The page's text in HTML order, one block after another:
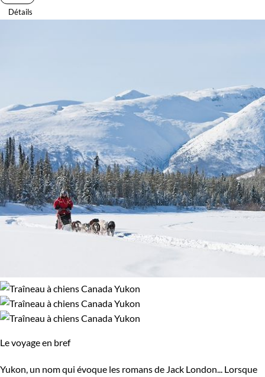
Détails
Le voyage en bref
Yukon, un nom qui évoque les romans de Jack London... Lorsque